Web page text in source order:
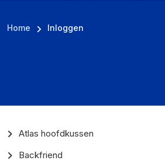
Kruimelpad
Home Inloggen
Producten
Atlas hoofdkussen
Backfriend